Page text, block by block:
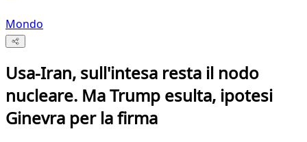
Mondo
Usa-Iran, sull'intesa resta il nodo
nucleare. Ma Trump esulta, ipotesi
Ginevra per la firma